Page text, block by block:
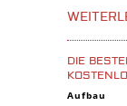
DIE
Aufbau